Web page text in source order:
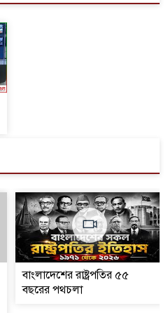
বাংলাদেশের রাষ্ট্রপতির ৫৫
বছরের পথচলা